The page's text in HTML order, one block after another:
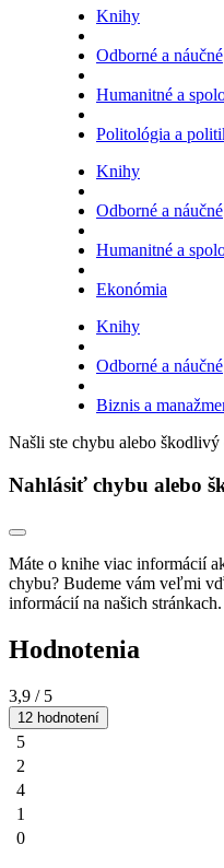
Knihy
Odborné a náučné
Humanitné a
Politológia a
Knihy
Odborné a náučné
Humanitné a
Ekonómia
Knihy
Odborné a náučné
Biznis a
Našli ste chybu alebo škodlivý
Nahlásiť chybu alebo
Máte o knihe viac informácií
chybu? Budeme vám veľmi
informácií na našich stránkach.
Hodnotenia
3,9 / 5
12 hodnotení
5
2
4
1
0